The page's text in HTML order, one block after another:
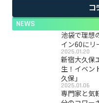
コ
NEWS
池袋で理想
イン60にリ
2025.01.20
新宿大久保
生！イベン
久保」
2025.01.06
専門家と気